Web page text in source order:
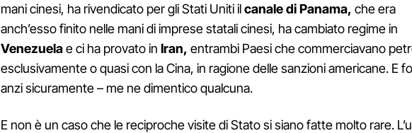
mani cinesi, ha rivendicato per gli Stati Uniti ilcanale di Panama, che era
anch’esso finito nelle mani di imprese statali cinesi, ha cambiato regime in
Venezuelae ci ha provato in Iran, entrambi Paesi che commerciavano
esclusivamente o quasi con la Cina, in ragione delle sanzioni americane. E
anzi sicuramente – me ne dimentico qualcuna.
E non è un caso che le reciproche visite di Stato si siano fatte molto rare.